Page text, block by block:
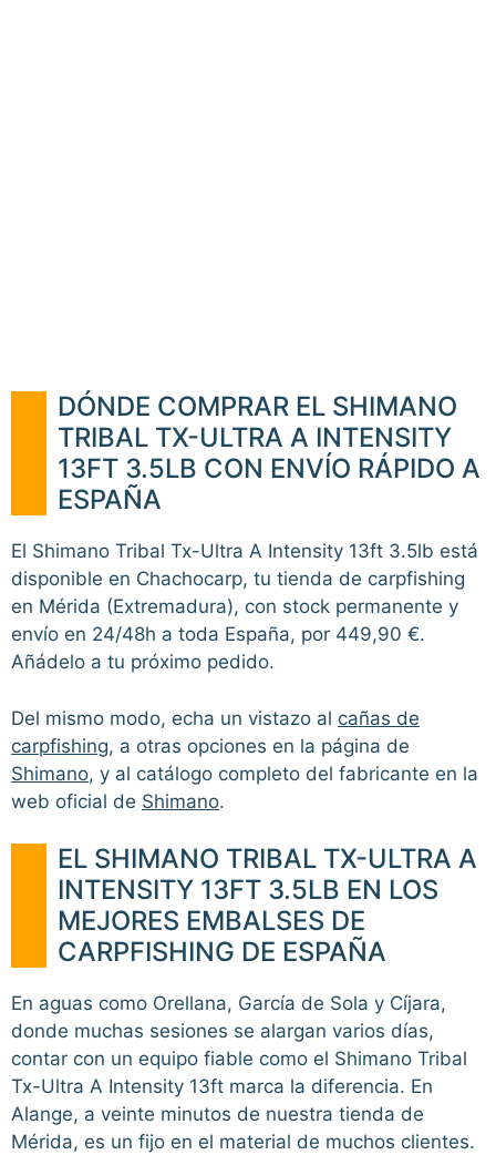
DÓNDE COMPRAR EL SHIMANO
TRIBAL TX-ULTRA A INTENSITY
13FT 3.5LB CON ENVÍO RÁPIDO A
ESPAÑA
El Shimano Tribal Tx-Ultra A Intensity 13ft 3.5lb está
disponible en Chachocarp, tu tienda de carpfishing
en Mérida (Extremadura), con stock permanente y
envío en 24/48h a toda España, por 449,90 €.
Añádelo a tu próximo pedido.
Del mismo modo, echa un vistazo al cañas de
carpfishing, a otras opciones en la página de
Shimano, y al catálogo completo del fabricante en la
web oficial de Shimano.
EL SHIMANO TRIBAL TX-ULTRA A
INTENSITY 13FT 3.5LB EN LOS
MEJORES EMBALSES DE
CARPFISHING DE ESPAÑA
En aguas como Orellana, García de Sola y Cíjara,
donde muchas sesiones se alargan varios días,
contar con un equipo fiable como el Shimano Tribal
Tx-Ultra A Intensity 13ft marca la diferencia. En
Alange, a veinte minutos de nuestra tienda de
Mérida, es un fijo en el material de muchos clientes.